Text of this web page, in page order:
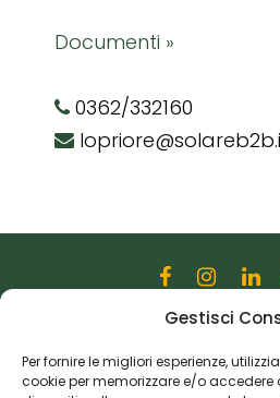
Gestisci
Per fornire le migliori esperienze,
cookie per memorizzare e/o accedere
Documenti »
0362/332160
Via Martiri della Libertà, 28
20833 Giussano (MB)